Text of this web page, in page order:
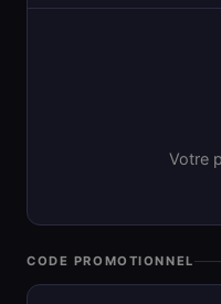
Votre
CODE PROMOTIONNEL